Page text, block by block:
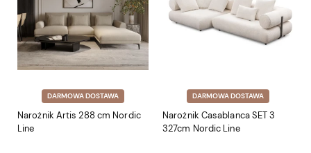
DARMOWA DOSTAWA
Narożnik Artis 288 cm Nordic
Line
DARMOWA DOSTAWA
Narożnik Casablanca SET 3
327cm Nordic Line